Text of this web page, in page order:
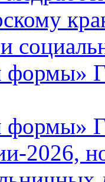
формы»
формы»
2026,